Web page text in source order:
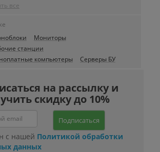
все
Мониторы
станции
компьютеры
Серверы БУ
на рассылку и
скидку до 10%
Подписаться
с нашей Политикой обработки
данных